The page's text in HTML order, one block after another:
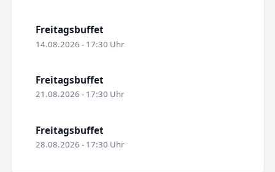
Freitagsbuffet
14.08.2026 - 17:30 Uhr
Freitagsbuffet
21.08.2026 - 17:30 Uhr
Freitagsbuffet
28.08.2026 - 17:30 Uhr